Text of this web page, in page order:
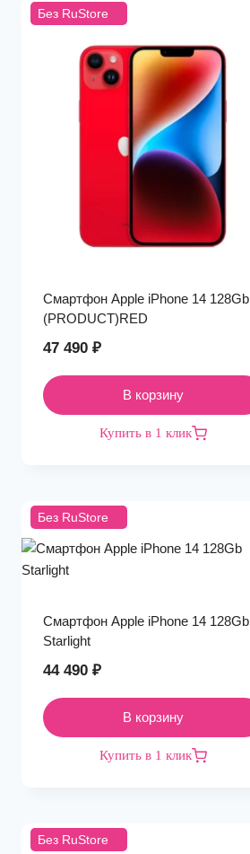
Без RuStore
Смартфон Apple iPhone 14 128Gb
(PRODUCT)RED
47 490 ₽
В корзину
Купить в 1 клик
Без RuStore
Смартфон Apple iPhone 14 128Gb
Starlight
44 490 ₽
В корзину
Купить в 1 клик
Без RuStore